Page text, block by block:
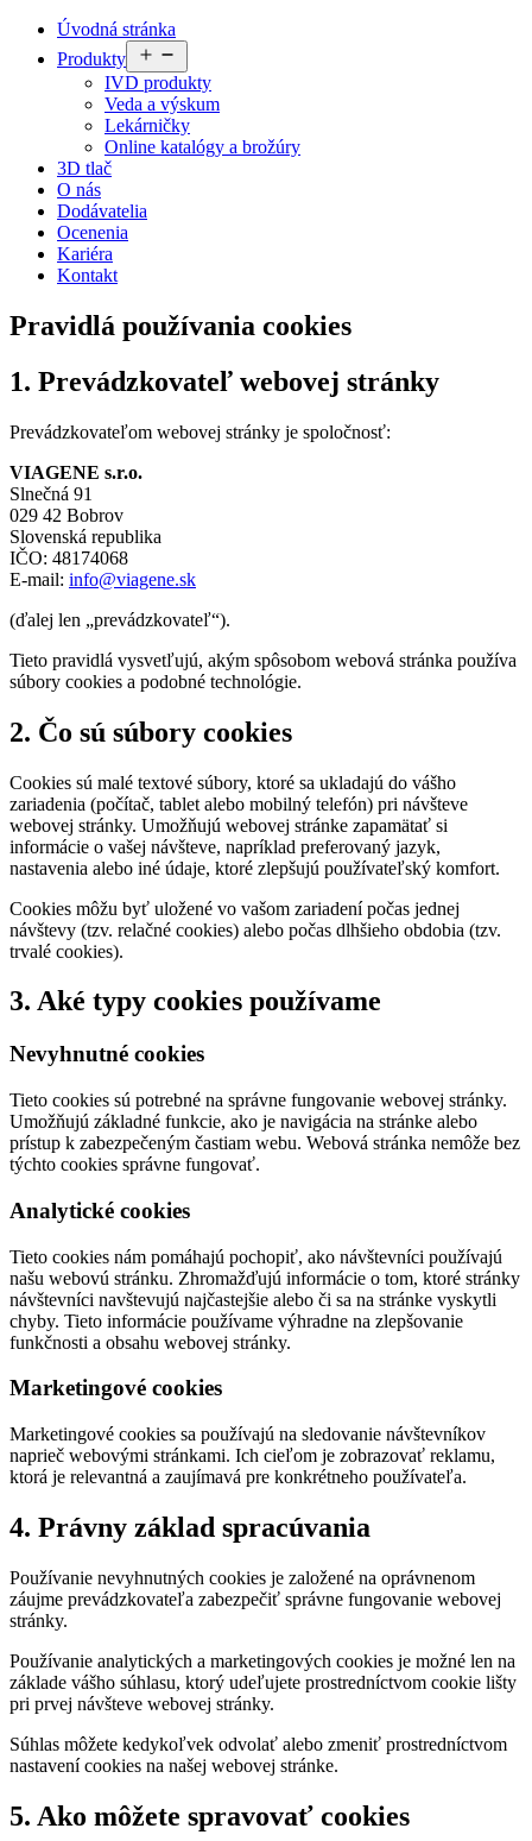
Úvodná stránka
Produkty
menu
IVD produkty
Veda a výskum
Lekárničky
Online katalógy a brožúry
3D tlač
O nás
Dodávatelia
Ocenenia
Kariéra
Kontakt
Pravidlá používania cookies
1. Prevádzkovateľ webovej stránky
Prevádzkovateľom webovej stránky je spoločnosť:
VIAGENE s.r.o.
Slnečná 91
029 42 Bobrov
Slovenská republika
IČO: 48174068
E-mail: info@viagene.sk
(ďalej len „prevádzkovateľ“).
Tieto pravidlá vysvetľujú, akým spôsobom webová stránka používa
súbory cookies a podobné technológie.
2. Čo sú súbory cookies
Cookies sú malé textové súbory, ktoré sa ukladajú do vášho
zariadenia (počítač, tablet alebo mobilný telefón) pri návšteve
webovej stránky. Umožňujú webovej stránke zapamätať si
informácie o vašej návšteve, napríklad preferovaný jazyk,
nastavenia alebo iné údaje, ktoré zlepšujú používateľský komfort.
Cookies môžu byť uložené vo vašom zariadení počas jednej
návštevy (tzv. relačné cookies) alebo počas dlhšieho obdobia (tzv.
trvalé cookies).
3. Aké typy cookies používame
Nevyhnutné cookies
Tieto cookies sú potrebné na správne fungovanie webovej stránky.
Umožňujú základné funkcie, ako je navigácia na stránke alebo
prístup k zabezpečeným častiam webu. Webová stránka nemôže bez
týchto cookies správne fungovať.
Analytické cookies
Tieto cookies nám pomáhajú pochopiť, ako návštevníci používajú
našu webovú stránku. Zhromažďujú informácie o tom, ktoré stránky
návštevníci navštevujú najčastejšie alebo či sa na stránke vyskytli
chyby. Tieto informácie používame výhradne na zlepšovanie
funkčnosti a obsahu webovej stránky.
Marketingové cookies
Marketingové cookies sa používajú na sledovanie návštevníkov
naprieč webovými stránkami. Ich cieľom je zobrazovať reklamu,
ktorá je relevantná a zaujímavá pre konkrétneho používateľa.
4. Právny základ spracúvania
Používanie nevyhnutných cookies je založené na oprávnenom
záujme prevádzkovateľa zabezpečiť správne fungovanie webovej
stránky.
Používanie analytických a marketingových cookies je možné len na
základe vášho súhlasu, ktorý udeľujete prostredníctvom cookie lišty
pri prvej návšteve webovej stránky.
Súhlas môžete kedykoľvek odvolať alebo zmeniť prostredníctvom
nastavení cookies na našej webovej stránke.
5. Ako môžete spravovať cookies